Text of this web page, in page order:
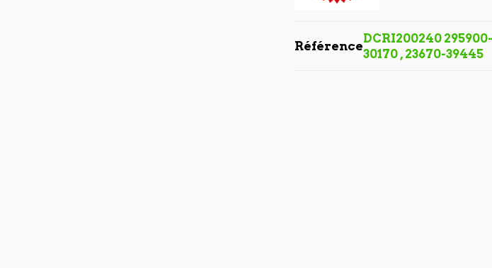
Référence
DCRI200240
30170 , 23670-39445